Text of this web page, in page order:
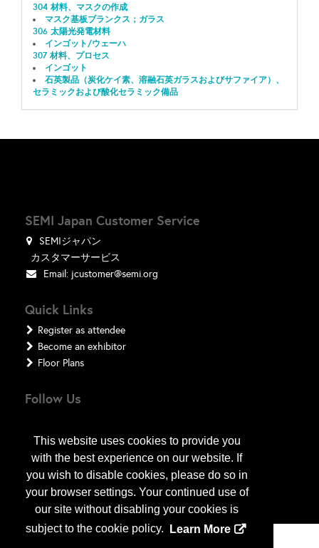
This website uses cookies to provide you
with the best experience on our website. If
you wish to disable cookies, please do so in
your browser settings. Your continued use of
our site without disabling your cookies is
subject to the cookie policy.
Learn More
304 材料、マスクの作成
マスク基板ブランクス；ガラス
306 太陽光発電材料
インゴット/ウェーハ
307 材料、プロセス
インゴット
石英製品（炭化ケイ素、溶融石英ガラスおよびサファイア）、
セラミックおよび酸化セラミック備品
SEMI Japan Customer Service
SEMIジャパン
カスタマーサービス
Email: jcustomer@semi.org
Quick Links
Register as attendee
Become an exhibitor
Floor Plans
Follow Us